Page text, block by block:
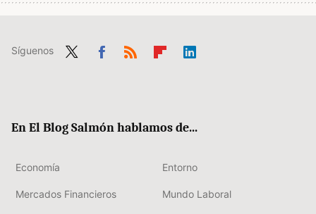
Síguenos
En El Blog Salmón hablamos de...
Economía Entorno
Mercados Financieros Mundo Laboral